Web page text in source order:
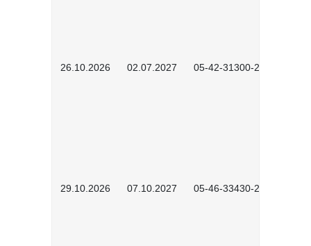
26.10.2026 02.07.2027 05-42-31300-2601
29.10.2026 07.10.2027 05-46-33430-2601